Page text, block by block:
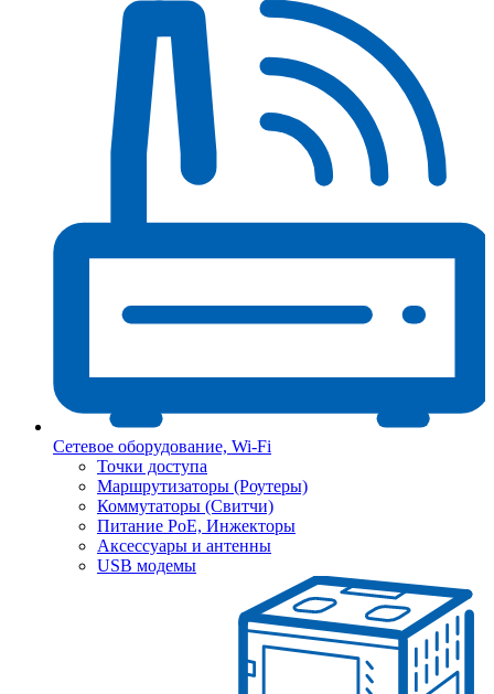
Сетевое оборудование, Wi-Fi
Точки доступа
Маршрутизаторы (Роутеры)
Коммутаторы (Свитчи)
Питание PoE, Инжекторы
Аксессуары и антенны
USB модемы